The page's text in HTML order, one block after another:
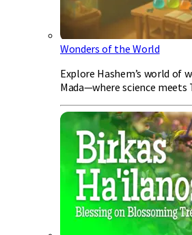
Wonders of the World
Explore Hashem’s world of
Mada—where science meets